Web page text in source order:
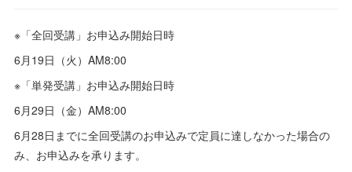
※「全回受講」お申込み開始日時
6月19日（火）AM8:00
※「単発受講」お申込み開始日時
6月29日（金）AM8:00
6月28日までに全回受講のお申込みで定員に達しなかった場合の
み、お申込みを承ります。